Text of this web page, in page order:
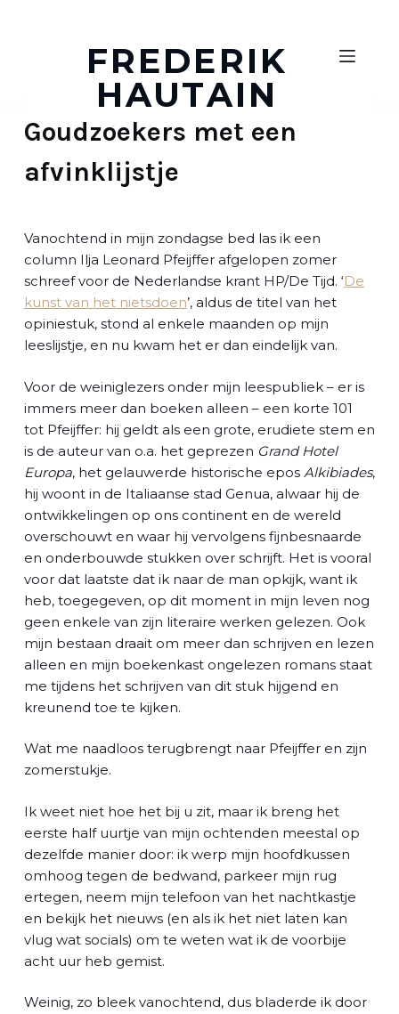
a
n
a
a
e
FREDERIK
HAUTAIN
Goudzoekers met een
afvinklijstje
Vanochtend in mijn zondagse bed las ik een
column Ilja Leonard Pfeijffer afgelopen zomer
schreef voor de Nederlandse krant HP/De Tijd. ‘De
kunst van het nietsdoen’, aldus de titel van het
opiniestuk, stond al enkele maanden op mijn
leeslijstje, en nu kwam het er dan eindelijk van.
Voor de weiniglezers onder mijn leespubliek – er is
immers meer dan boeken alleen – een korte 101
tot Pfeijffer: hij geldt als een grote, erudiete stem en
is de auteur van o.a. het geprezen Grand Hotel
Europa, het gelauwerde historische epos Alkibiades,
hij woont in de Italiaanse stad Genua, alwaar hij de
ontwikkelingen op ons continent en de wereld
overschouwt en waar hij vervolgens fijnbesnaarde
en onderbouwde stukken over schrijft. Het is vooral
voor dat laatste dat ik naar de man opkijk, want ik
heb, toegegeven, op dit moment in mijn leven nog
geen enkele van zijn literaire werken gelezen. Ook
mijn bestaan draait om meer dan schrijven en lezen
alleen en mijn boekenkast ongelezen romans staat
me tijdens het schrijven van dit stuk hijgend en
kreunend toe te kijken.
Wat me naadloos terugbrengt naar Pfeijffer en zijn
zomerstukje.
Ik weet niet hoe het bij u zit, maar ik breng het
eerste half uurtje van mijn ochtenden meestal op
dezelfde manier door: ik werp mijn hoofdkussen
omhoog tegen de bedwand, parkeer mijn rug
ertegen, neem mijn telefoon van het nachtkastje
en bekijk het nieuws (en als ik het niet laten kan
vlug wat socials) om te weten wat ik de voorbije
acht uur heb gemist.
Weinig, zo bleek vanochtend, dus bladerde ik door